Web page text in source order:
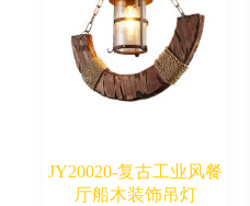
JY20020-复古工业风餐
厅船木装饰吊灯